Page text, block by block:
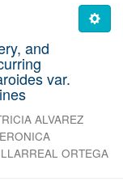
and
var.
ALVAREZ
ORTEGA